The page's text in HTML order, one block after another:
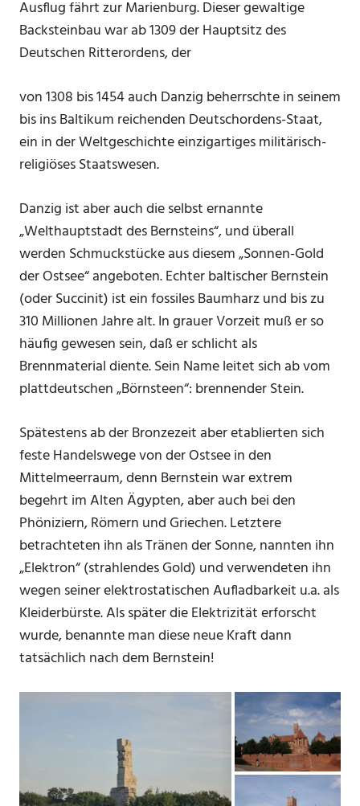
Ausflug fährt zur Marienburg. Dieser gewaltige
Backsteinbau war ab 1309 der Hauptsitz des
Deutschen Ritterordens, der
von 1308 bis 1454 auch Danzig beherrschte in seinem
bis ins Baltikum reichenden Deutschordens-Staat,
ein in der Weltgeschichte einzigartiges militärisch-
religiöses Staatswesen.
Danzig ist aber auch die selbst ernannte
„Welthauptstadt des Bernsteins“, und überall
werden Schmuckstücke aus diesem „Sonnen-Gold
der Ostsee“ angeboten. Echter baltischer Bernstein
(oder Succinit) ist ein fossiles Baumharz und bis zu
310 Millionen Jahre alt. In grauer Vorzeit muß er so
häufig gewesen sein, daß er schlicht als
Brennmaterial diente. Sein Name leitet sich ab vom
plattdeutschen „Börnsteen“: brennender Stein.
Spätestens ab der Bronzezeit aber etablierten sich
feste Handelswege von der Ostsee in den
Mittelmeerraum, denn Bernstein war extrem
begehrt im Alten Ägypten, aber auch bei den
Phöniziern, Römern und Griechen. Letztere
betrachteten ihn als Tränen der Sonne, nannten ihn
„Elektron“ (strahlendes Gold) und verwendeten ihn
wegen seiner elektrostatischen Aufladbarkeit u.a. als
Kleiderbürste. Als später die Elektrizität erforscht
wurde, benannte man diese neue Kraft dann
tatsächlich nach dem Bernstein!